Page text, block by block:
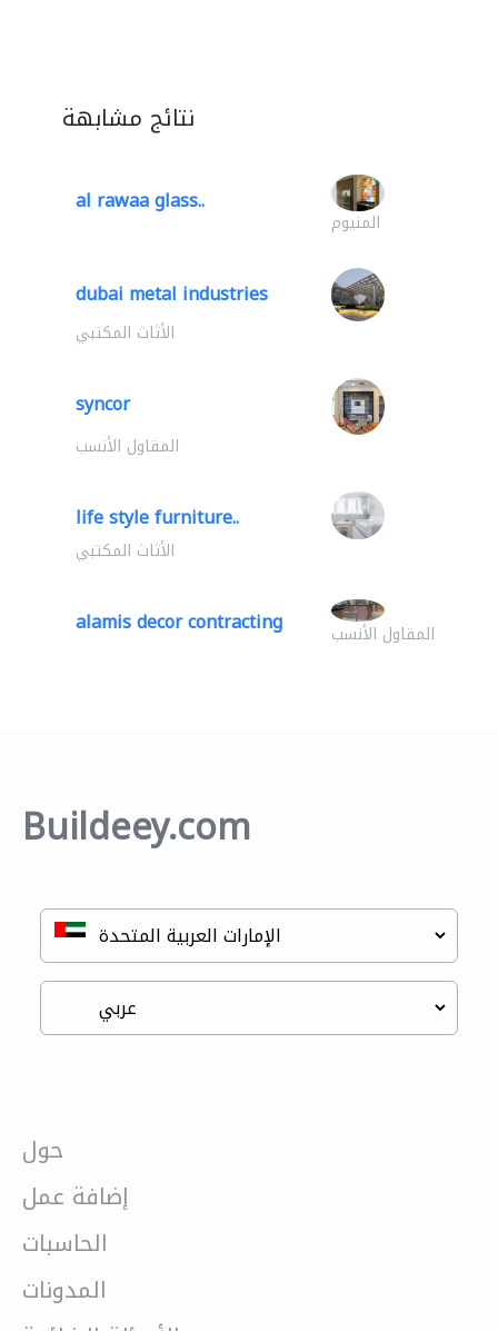
نتائج مشابهة
al rawaa glass..
المنيوم
dubai metal industries
الأثاث المكتبي
syncor
المقاول الأنسب
life style furniture..
الأثاث المكتبي
alamis decor contracting المقاول الأنسب
Buildeey.com
حول
إضافة عمل
الحاسبات
المدونات